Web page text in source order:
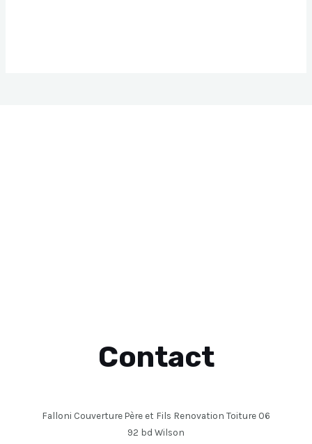
Contact
Falloni Couverture Père et Fils Renovation Toiture 06
92 bd Wilson